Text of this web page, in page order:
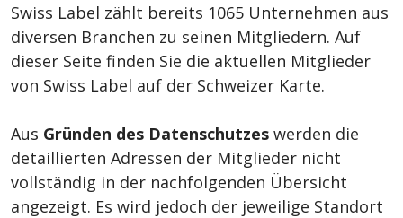
Swiss Label zählt bereits 1065 Unternehmen aus
diversen Branchen zu seinen Mitgliedern. Auf
dieser Seite finden Sie die aktuellen Mitglieder
von Swiss Label auf der Schweizer Karte.
Aus Gründen des Datenschutzes werden die
detaillierten Adressen der Mitglieder nicht
vollständig in der nachfolgenden Übersicht
angezeigt. Es wird jedoch der jeweilige Standort